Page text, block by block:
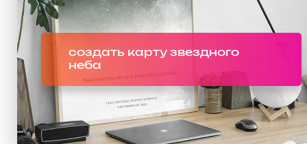
создать карту звездного
неба